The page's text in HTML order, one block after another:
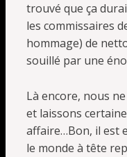
trouvé que ça
les commissaires
hommage) de
souillé par une
Là encore, nous
et laissons
affaire…Bon, il est
le monde à tête